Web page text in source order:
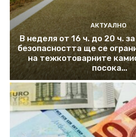
АКТУАЛНО
В неделя от 16 ч. до 20 ч.
безопасността ще се
на тежкотоварните
посока...